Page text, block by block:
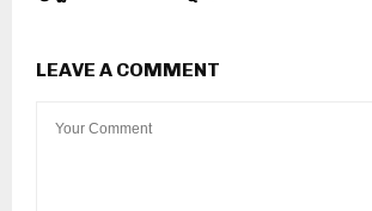
LEAVE A COMMENT